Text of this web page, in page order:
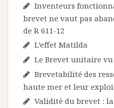
Inventeurs
brevet ne vaut pas
de R 611-12
L’effet Matilda
Le Brevet unitaire vu
Brevetabilité des
haute mer et leur
Validité du brevet :